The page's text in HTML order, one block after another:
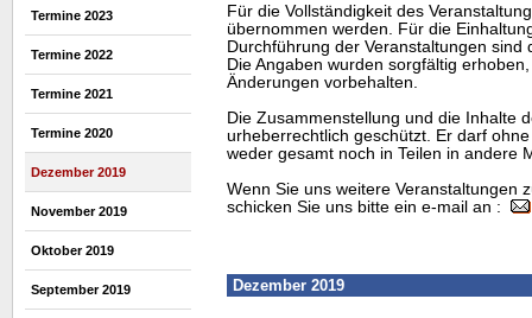
Termine 2023
Termine 2022
Termine 2021
Termine 2020
Dezember 2019
November 2019
Oktober 2019
September 2019
Für die Vollständigkeit des
übernommen werden. Für die
Durchführung der Veranstaltungen sind
Die Angaben wurden sorgfältig
Änderungen vorbehalten.
Die Zusammenstellung und die Inhalte
urheberrechtlich geschützt. Er darf
weder gesamt noch in Teilen in andere
Wenn Sie uns weitere Veranstaltungen
schicken Sie uns bitte ein e-mail an :
Dezember 2019